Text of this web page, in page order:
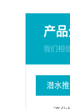
产
我们相
潜水